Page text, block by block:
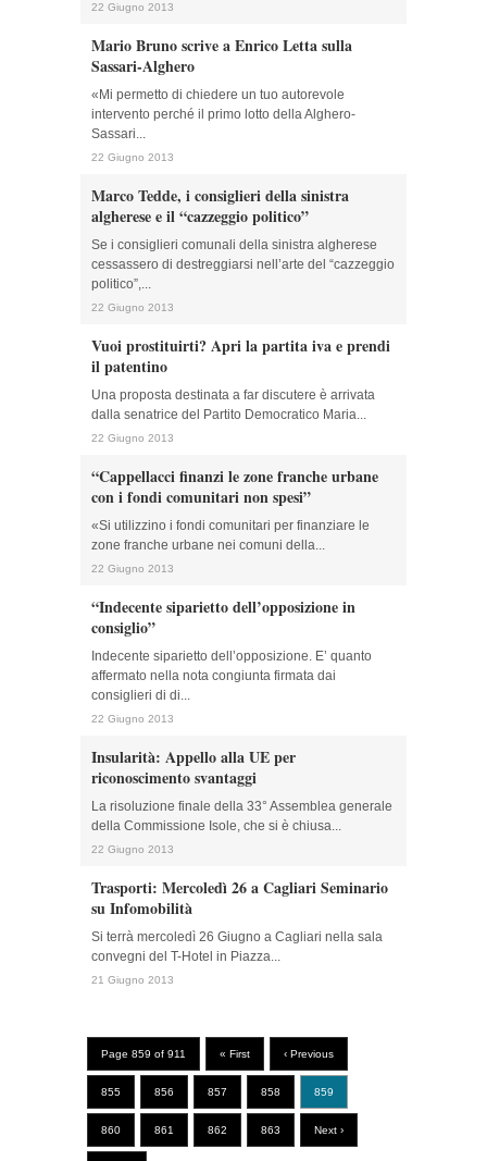
22 Giugno 2013
Mario Bruno scrive a Enrico Letta sulla
Sassari-Alghero
«Mi permetto di chiedere un tuo autorevole
intervento perché il primo lotto della Alghero-
Sassari...
22 Giugno 2013
Marco Tedde, i consiglieri della sinistra
algherese e il “cazzeggio politico”
Se i consiglieri comunali della sinistra algherese
cessassero di destreggiarsi nell’arte del “cazzeggio
politico”,...
22 Giugno 2013
Vuoi prostituirti? Apri la partita iva e prendi
il patentino
Una proposta destinata a far discutere è arrivata
dalla senatrice del Partito Democratico Maria...
22 Giugno 2013
“Cappellacci finanzi le zone franche urbane
con i fondi comunitari non spesi”
«Si utilizzino i fondi comunitari per finanziare le
zone franche urbane nei comuni della...
22 Giugno 2013
“Indecente siparietto dell’opposizione in
consiglio”
Indecente siparietto dell’opposizione. E’ quanto
affermato nella nota congiunta firmata dai
consiglieri di di...
22 Giugno 2013
Insularità: Appello alla UE per
riconoscimento svantaggi
La risoluzione finale della 33° Assemblea generale
della Commissione Isole, che si è chiusa...
22 Giugno 2013
Trasporti: Mercoledì 26 a Cagliari Seminario
su Infomobilità
Si terrà mercoledì 26 Giugno a Cagliari nella sala
convegni del T-Hotel in Piazza...
21 Giugno 2013
Page 859 of 911 « First ‹ Previous
855 856 857 858 859
860 861 862 863 Next ›